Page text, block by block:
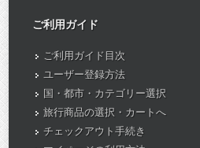
ご利用ガイド
ご利用ガイド目次
ユーザー登録方法
国・都市・カテゴリー選択
旅行商品の選択・カートへ
チェックアウト手続き